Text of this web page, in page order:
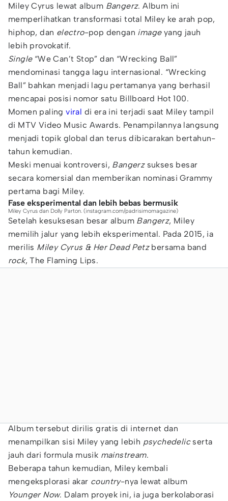
Miley Cyrus lewat album Bangerz. Album ini
memperlihatkan transformasi total Miley ke arah pop,
hiphop, dan electro-pop dengan image yang jauh
lebih provokatif.
Single “We Can’t Stop” dan “Wrecking Ball”
mendominasi tangga lagu internasional. “Wrecking
Ball” bahkan menjadi lagu pertamanya yang berhasil
mencapai posisi nomor satu Billboard Hot 100.
Momen palingviral di era ini terjadi saat Miley tampil
di MTV Video Music Awards. Penampilannya langsung
menjadi topik global dan terus dibicarakan bertahun-
tahun kemudian.
Meski menuai kontroversi, Bangerz sukses besar
secara komersial dan memberikan nominasi Grammy
pertama bagi Miley.
Fase eksperimental dan lebih bebas bermusik
Miley Cyrus dan Dolly Parton. (instagram.com/padrisimomagazine)
Setelah kesuksesan besar album Bangerz, Miley
memilih jalur yang lebih eksperimental. Pada 2015, ia
merilis Miley Cyrus & Her Dead Petzbersama band
rock, The Flaming Lips.
Album tersebut dirilis gratis di internet dan
menampilkan sisi Miley yang lebih psychedelic serta
jauh dari formula musik mainstream.
Beberapa tahun kemudian, Miley kembali
mengeksplorasi akar country-nya lewat album
Younger Now. Dalam proyek ini, ia juga berkolaborasi